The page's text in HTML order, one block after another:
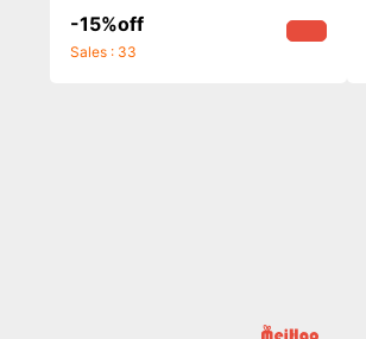
-15%off
Sales : 33